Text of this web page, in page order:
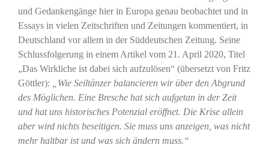
und Gedankengänge hier in Europa genau beobachtet und in
Essays in vielen Zeitschriften und Zeitungen kommentiert, in
Deutschland vor allem in der Süddeutschen Zeitung. Seine
Schlussfolgerung in einem Artikel vom 21. April 2020, Titel
„Das Wirkliche ist dabei sich aufzulösen“ (übersetzt von Fritz
Göttler):
„Wie Seiltänzer balancieren wir über den Abgrund
des Möglichen. Eine Bresche hat sich aufgetan in der Zeit
und hat uns historisches Potenzial eröffnet. Die Krise allein
aber wird nichts beseitigen. Sie muss uns anzeigen, was nicht
mehr haltbar ist und was sich ändern muss.“